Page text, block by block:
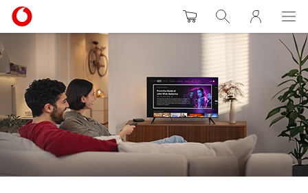
WarenkorbSuche MeinVodafone